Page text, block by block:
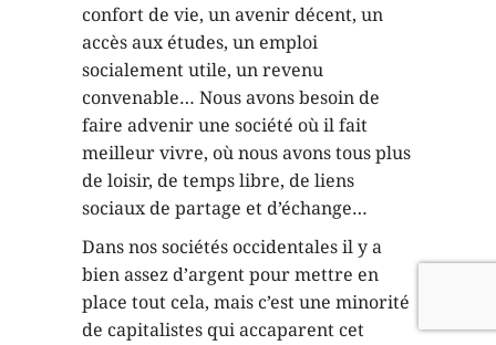
confort de vie, un avenir décent, un
accès aux études, un emploi
socialement utile, un revenu
convenable… Nous avons besoin de
faire advenir une société où il fait
meilleur vivre, où nous avons tous plus
de loisir, de temps libre, de liens
sociaux de partage et d’échange…
Dans nos sociétés occidentales il y a
bien assez d’argent pour mettre en
place tout cela, mais c’est une minorité
de capitalistes qui accaparent cet